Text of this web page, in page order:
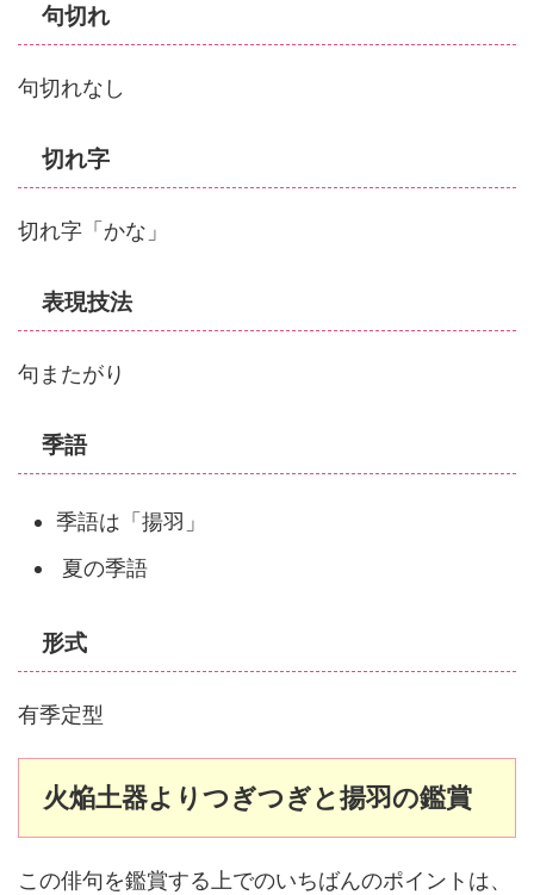
句切れ
句切れなし
切れ字
切れ字「かな」
表現技法
句またがり
季語
季語は「揚羽」
夏の季語
形式
有季定型
火焔土器よりつぎつぎと揚羽の鑑賞
この俳句を鑑賞する上でのいちばんのポイントは、